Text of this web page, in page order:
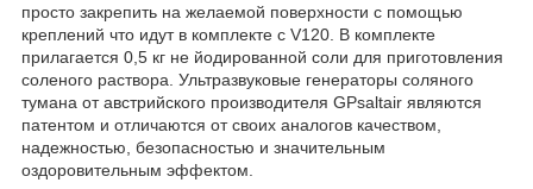
просто закрепить на желаемой поверхности с помощью
креплений что идут в комплекте с V120. В комплекте
прилагается 0,5 кг не йодированной соли для приготовления
соленого раствора. Ультразвуковые генераторы соляного
тумана от австрийского производителя GPsaltair являются
патентом и отличаются от своих аналогов качеством,
надежностью, безопасностью и значительным
оздоровительным эффектом.